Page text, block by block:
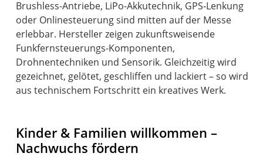
Brushless-Antriebe, LiPo-Akkutechnik, GPS‑Lenkung
oder Onlinesteuerung sind mitten auf der Messe
erlebbar. Hersteller zeigen zukunftsweisende
Funkfernsteuerungs-Komponenten,
Drohnentechniken und Sensorik. Gleichzeitig wird
gezeichnet, gelötet, geschliffen und lackiert – so wird
Kinder & Familien willkommen –
Nachwuchs fördern